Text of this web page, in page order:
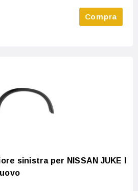
Quantity:
Compra
sinistra per NISSAN JUKE I